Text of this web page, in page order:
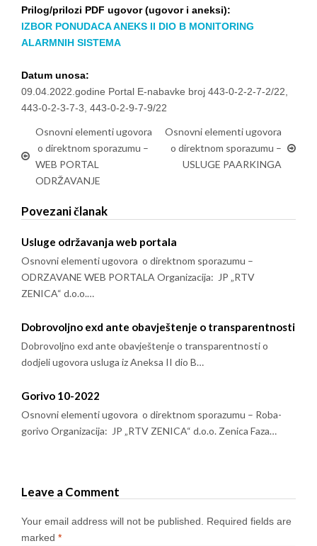
Prilog/prilozi PDF ugovor (ugovor i aneksi):
IZBOR PONUDACA ANEKS II DIO B MONITORING
ALARMNIH SISTEMA
Datum unosa:
09.04.2022.godine Portal E-nabavke broj 443-0-2-2-7-2/22,
443-0-2-3-7-3, 443-0-2-9-7-9/22
Osnovni elementi ugovora
o direktnom sporazumu –
WEB PORTAL
ODRŽAVANJE
Osnovni elementi ugovora
o direktnom sporazumu –
USLUGE PAARKINGA
Povezani članak
Usluge održavanja web portala
Osnovni elementi ugovora o direktnom sporazumu –
ODRZAVANE WEB PORTALA Organizacija: JP „RTV
ZENICA“ d.o.o.…
Dobrovoljno exd ante obavještenje o transparentnosti
Dobrovoljno exd ante obavještenje o transparentnosti o
dodjeli ugovora usluga iz Aneksa II dio B…
Gorivo 10-2022
Osnovni elementi ugovora o direktnom sporazumu – Roba-
gorivo Organizacija: JP „RTV ZENICA“ d.o.o. Zenica Faza…
Leave a Comment
Your email address will not be published.
Required fields are
marked *